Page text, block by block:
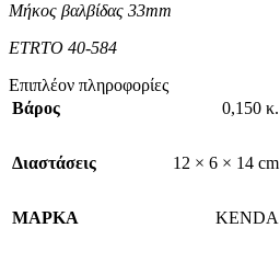
Μήκος βαλβίδας 33mm
ETRTO 40-584
Επιπλέον πληροφορίες
Βάρος
0,150 κ.
Διαστάσεις 12 × 6 × 14 cm
ΜΑΡΚΑ KENDA